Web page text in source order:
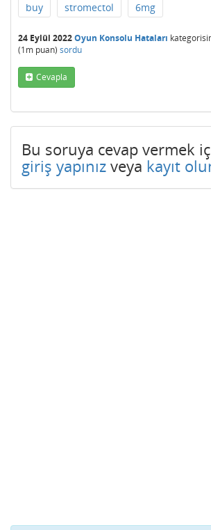
buy stromectol 6mg
24 Eylül 2022Oyun Konsolu Hataları
(1m puan) sordu
Cevapla
Bu soruya cevap vermek
giriş yapınız veya kayıt